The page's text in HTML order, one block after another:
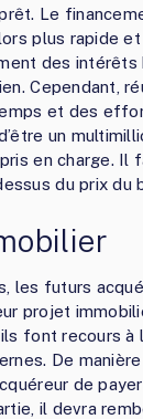
Le
plus rapide et
des intérêts
Cependant,
et des
un
en charge. Il
du prix du
les futurs
projet
font recours à
De
de
il devra